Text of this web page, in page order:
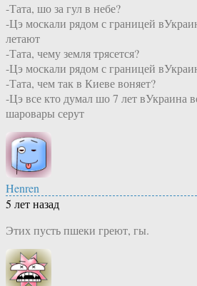
-Тата, шо за гул в небе?
-Цэ москали рядом с границей
летают
-Тата, чему земля трясется?
-Цэ москали рядом с границей
-Тата, чем так в Киеве воняет?
-Цэ все кто думал шо 7 лет вУкраина
шаровары серут
Henren
5 лет назад
Этих пусть пшеки греют, гы.